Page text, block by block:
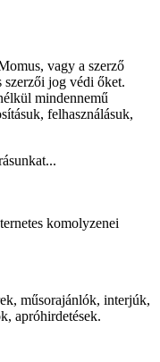
vagy a szerző
szerzői jog védi őket.
mindennemű
felhasználásuk,
komolyzenei
műsorajánlók, interjúk,
apróhirdetések.